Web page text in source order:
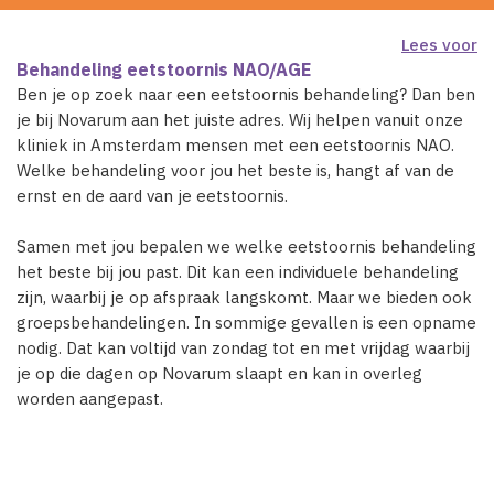
Lees voor
Behandeling eetstoornis NAO/AGE
Ben je op zoek naar een eetstoornis behandeling? Dan ben
je bij Novarum aan het juiste adres. Wij helpen vanuit onze
kliniek in Amsterdam mensen met een eetstoornis NAO.
Welke behandeling voor jou het beste is, hangt af van de
ernst en de aard van je eetstoornis.
Samen met jou bepalen we welke eetstoornis behandeling
het beste bij jou past. Dit kan een individuele behandeling
zijn, waarbij je op afspraak langskomt. Maar we bieden ook
groepsbehandelingen. In sommige gevallen is een opname
nodig. Dat kan voltijd van zondag tot en met vrijdag waarbij
je op die dagen op Novarum slaapt en kan in overleg
worden aangepast.